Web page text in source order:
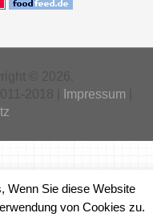
© 2026.
Impressum
Wenn Sie diese Website
von Cookies zu.